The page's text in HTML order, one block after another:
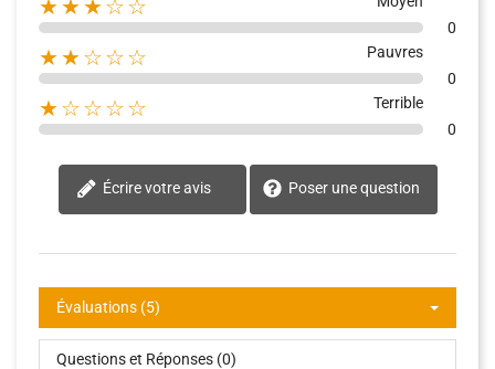
★★★☆☆
0
★★☆☆☆
Pauvres
0
★☆☆☆☆
Terrible
0
Écrire votre avis Poser une question
Évaluations (5)
Questions et Réponses (0)